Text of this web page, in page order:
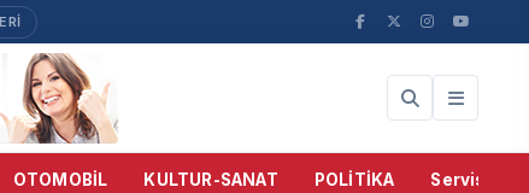
OTOMOBİL KULTUR-SANAT POLİTİKA Servisler